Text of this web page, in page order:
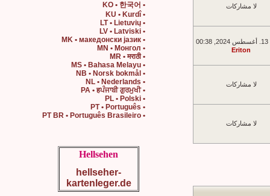
لا مشاركات
Eriton
لا مشاركات
لا مشاركات
• KO • 한국어
• KU • Kurdî
• LT • Lietuvių
• LV • Latviski
• MK • македонски јазик
• MN • Монгол
• MR • मराठी
• MS • Bahasa Melayu
• NB • Norsk bokmål
• NL • Nederlands
• PA • हਪੰਜਾਬੀ ਗੁਰਮੁਖੀ
• PL • Polski
• PT • Português
• PT BR • Português Brasileiro
Hellsehen
hellseher-
kartenleger.de